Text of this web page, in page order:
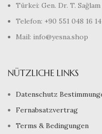
Türkei: Gen. Dr. T.
Telefon: +90 551 048 16 14
Mail: info@yesna.shop
NÜTZLICHE LINKS
Datenschutz
Fernabsatzvertrag
Terms & Bedingungen